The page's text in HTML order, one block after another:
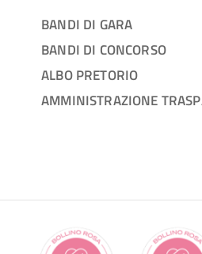
BANDI DI GARA
BANDI DI CONCORSO
ALBO PRETORIO
AMMINISTRAZIONE